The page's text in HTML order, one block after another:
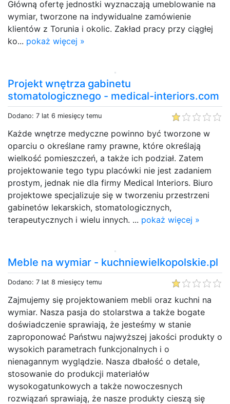
Główną ofertę jednostki wyznaczają umeblowanie na
wymiar, tworzone na indywidualne zamówienie
klientów z Torunia i okolic. Zakład pracy przy ciągłej
ko... pokaż więcej »
Projekt wnętrza gabinetu
stomatologicznego - medical-interiors.com
Dodano: 7 lat 6 miesięcy temu
Każde wnętrze medyczne powinno być tworzone w
oparciu o określane ramy prawne, które określają
wielkość pomieszczeń, a także ich podział. Zatem
projektowanie tego typu placówki nie jest zadaniem
prostym, jednak nie dla firmy Medical Interiors. Biuro
projektowe specjalizuje się w tworzeniu przestrzeni
gabinetów lekarskich, stomatologicznych,
terapeutycznych i wielu innych. ... pokaż więcej »
Meble na wymiar - kuchniewielkopolskie.pl
Dodano: 7 lat 8 miesięcy temu
Zajmujemy się projektowaniem mebli oraz kuchni na
wymiar. Nasza pasja do stolarstwa a także bogate
doświadczenie sprawiają, że jesteśmy w stanie
zaproponować Państwu najwyższej jakości produkty o
wysokich parametrach funkcjonalnych i o
nienagannym wyglądzie. Nasza dbałość o detale,
stosowanie do produkcji materiałów
wysokogatunkowych a także nowoczesnych
rozwiązań sprawiają, że nasze produkty cieszą się